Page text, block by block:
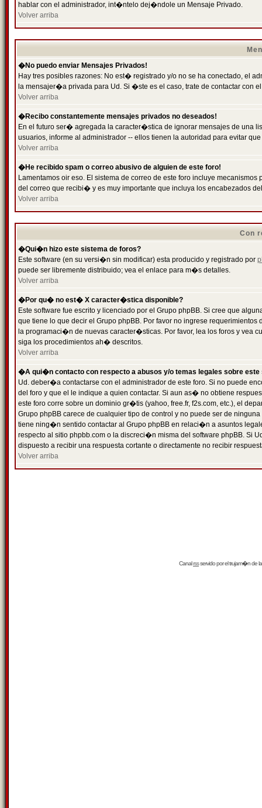
hablar con el administrador, int�ntelo dej�ndole un Mensaje Privado.
Volver arriba
�No puedo enviar Mensajes Privados!
Hay tres posibles razones: No est� registrado y/o no se ha conectado, el
la mensajer�a privada para Ud. Si �ste es el caso, trate de contactar con
Volver arriba
�Recibo constantemente mensajes privados no deseados!
En el futuro ser� agregada la caracter�stica de ignorar mensajes de una
usuarios, informe al administrador -- ellos tienen la autoridad para evitar
Volver arriba
�He recibido spam o correo abusivo de alguien de este foro!
Lamentamos oir eso. El sistema de correo de este foro incluye
del correo que recibi� y es muy importante que incluya los encabezados
Volver arriba
Con
�Qui�n hizo este sistema de foros?
Este software (en su versi�n sin modificar) esta producido y registrado por
puede ser libremente distribuido; vea el enlace para m�s detalles.
Volver arriba
�Por qu� no est� X caracter�stica disponible?
Este software fue escrito y licenciado por el Grupo phpBB. Si cree que
que tiene lo que decir el Grupo phpBB. Por favor no ingrese
la programaci�n de nuevas caracter�sticas. Por favor, lea los foros y vea
siga los procedimientos ah� descritos.
Volver arriba
�A qui�n contacto con respecto a abusos y/o temas legales sobre este
Ud. deber�a contactarse con el administrador de este foro. Si no puede
del foro y que el le indique a quien contactar. Si aun as� no obtiene
este foro corre sobre un dominio gr�tis (yahoo, free.fr, f2s.com, etc.), el
Grupo phpBB carece de cualquier tipo de control y no puede ser de
tiene ning�n sentido contactar al Grupo phpBB en relaci�n a asuntos
respecto al sitio phpbb.com o la discreci�n misma del software phpBB. Si
dispuesto a recibir una respuesta cortante o directamente no recibir
Volver arriba
Canalrssservido por eltrujam�nde